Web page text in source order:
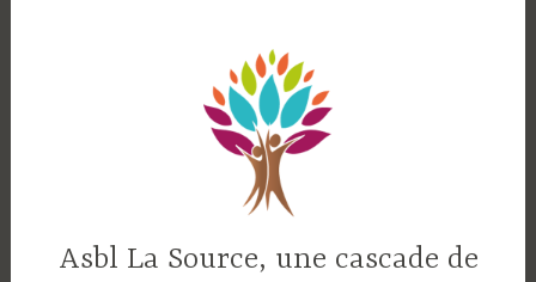
Asbl La Source, une cascade de